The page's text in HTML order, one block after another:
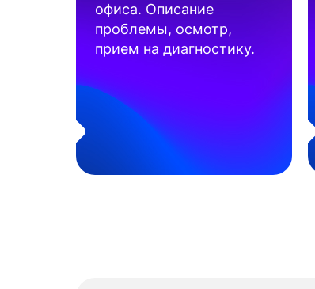
офиса. Описание
проблемы, осмотр,
прием на диагностику.